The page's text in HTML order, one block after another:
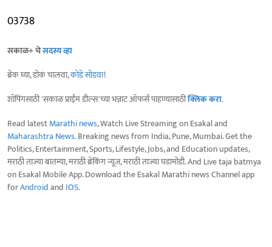
03738
सकाळ+ चेसदस्य व्हा
ब्रेक घ्या, डोकं चालवा,कोडे सोडवा!
शॉपिंगसाठी 'सकाळ प्राईम डील्स'च्या भन्नाट ऑफर्स पाहण्यासाठीक्लिक करा.
Read latestMarathi news, Watch Live Streaming on Esakal and
Maharashtra News. Breaking news from India, Pune, Mumbai. Get the
Politics, Entertainment, Sports, Lifestyle, Jobs, and Education updates,
मराठी ताज्या बातम्या, मराठी ब्रेकिंग न्यूज, मराठी ताज्या घडामोडी. And Live taja batmya
on Esakal Mobile App. Download the Esakal Marathi news Channel app
forAndroidand IOS.